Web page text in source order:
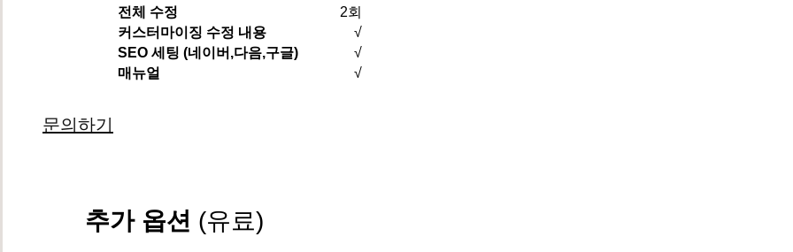
전체 수정
2회
커스터마이징 수정 내용
√
SEO 세팅 (네이버,다음,구글)
√
매뉴얼
√
문의하기
추가 옵션 (유료)